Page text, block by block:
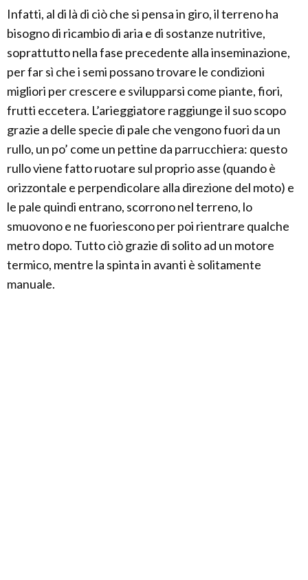
Infatti, al di là di ciò che si pensa in giro, il terreno ha
bisogno di ricambio di aria e di sostanze nutritive,
soprattutto nella fase precedente alla inseminazione,
per far sì che i semi possano trovare le condizioni
migliori per crescere e svilupparsi come piante, fiori,
frutti eccetera. L’arieggiatore raggiunge il suo scopo
grazie a delle specie di pale che vengono fuori da un
rullo, un po’ come un pettine da parrucchiera: questo
rullo viene fatto ruotare sul proprio asse (quando è
orizzontale e perpendicolare alla direzione del moto) e
le pale quindi entrano, scorrono nel terreno, lo
smuovono e ne fuoriescono per poi rientrare qualche
metro dopo. Tutto ciò grazie di solito ad un motore
termico, mentre la spinta in avanti è solitamente
manuale.